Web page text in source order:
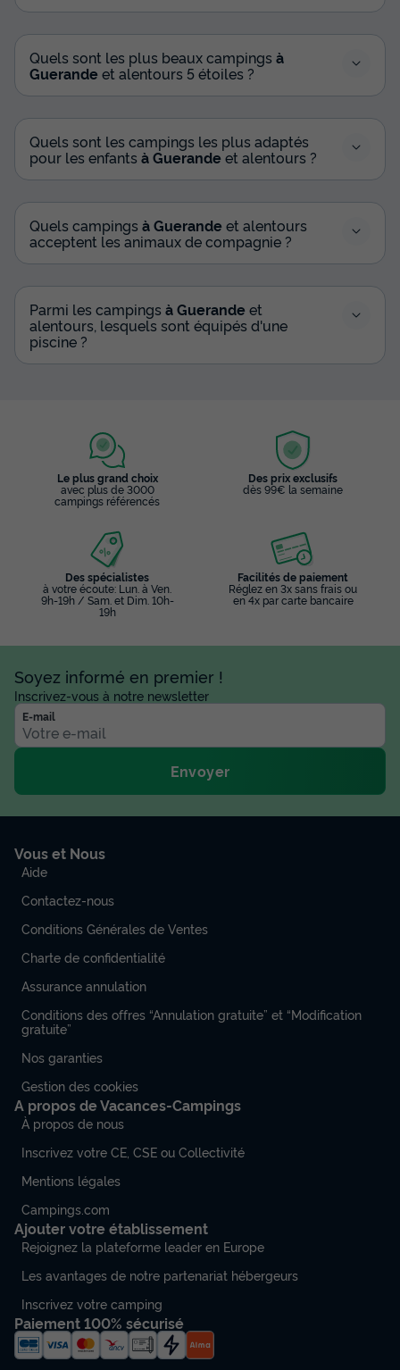
Quels sont les plus beaux campings à
Guerande et alentours 5 étoiles ?
Quels sont les campings les plus adaptés
pour les enfants à Guerandeet alentours ?
Quels campings à Guerande et alentours
acceptent les animaux de compagnie ?
Parmi les campings à Guerande et
alentours, lesquels sont équipés d'une
piscine ?
Le plus grand choix
avec plus de 3000
campings référencés
Des prix exclusifs
dès 99€ la semaine
Des spécialistes
à votre écoute: Lun. à Ven.
9h-19h / Sam. et Dim. 10h-
19h
Facilités de paiement
Réglez en 3x sans frais ou
en 4x par carte bancaire
Soyez informé en premier !
Inscrivez-vous à notre newsletter
E-mail
Envoyer
Vous et Nous
Aide
Contactez-nous
Conditions Générales de Ventes
Charte de confidentialité
Assurance annulation
Conditions des offres “Annulation gratuite” et “Modification
gratuite”
Nos garanties
Gestion des cookies
A propos de Vacances-Campings
À propos de nous
Inscrivez votre CE, CSE ou Collectivité
Mentions légales
Campings.com
Ajouter votre établissement
Rejoignez la plateforme leader en Europe
Les avantages de notre partenariat hébergeurs
Inscrivez votre camping
Paiement 100% sécurisé